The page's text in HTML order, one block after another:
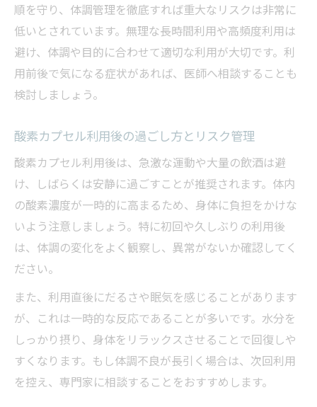
順を守り、体調管理を徹底すれば重大なリスクは非常に
低いとされています。無理な長時間利用や高頻度利用は
避け、体調や目的に合わせて適切な利用が大切です。利
用前後で気になる症状があれば、医師へ相談することも
検討しましょう。
酸素カプセル利用後の過ごし方とリスク管理
酸素カプセル利用後は、急激な運動や大量の飲酒は避
け、しばらくは安静に過ごすことが推奨されます。体内
の酸素濃度が一時的に高まるため、身体に負担をかけな
いよう注意しましょう。特に初回や久しぶりの利用後
は、体調の変化をよく観察し、異常がないか確認してく
ださい。
また、利用直後にだるさや眠気を感じることがあります
が、これは一時的な反応であることが多いです。水分を
しっかり摂り、身体をリラックスさせることで回復しや
すくなります。もし体調不良が長引く場合は、次回利用
を控え、専門家に相談することをおすすめします。